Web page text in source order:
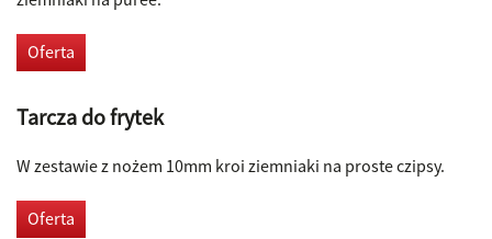
Oferta
​Tarcza do frytek
W zestawie z nożem 10mm kroi ziemniaki na proste czipsy.
Oferta